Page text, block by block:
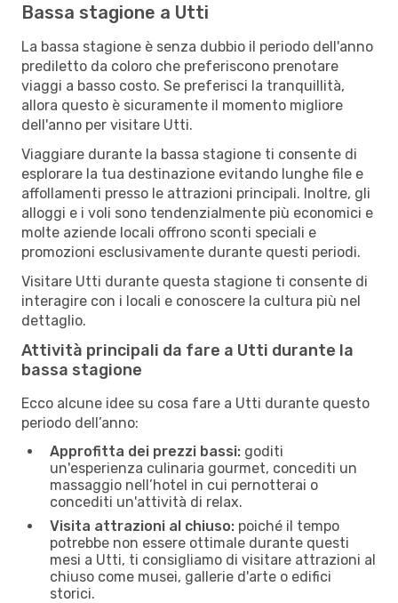
Bassa stagione a Utti
La bassa stagione è senza dubbio il periodo dell'anno
prediletto da coloro che preferiscono prenotare
viaggi a basso costo. Se preferisci la tranquillità,
allora questo è sicuramente il momento migliore
dell'anno per visitare Utti.
Viaggiare durante la bassa stagione ti consente di
esplorare la tua destinazione evitando lunghe file e
affollamenti presso le attrazioni principali. Inoltre, gli
alloggi e i voli sono tendenzialmente più economici e
molte aziende locali offrono sconti speciali e
promozioni esclusivamente durante questi periodi.
Visitare Utti durante questa stagione ti consente di
interagire con i locali e conoscere la cultura più nel
dettaglio.
Attività principali da fare a Utti durante la
bassa stagione
Ecco alcune idee su cosa fare a Utti durante questo
periodo dell’anno:
Approfitta dei prezzi bassi: goditi
un'esperienza culinaria gourmet, concediti un
massaggio nell’hotel in cui pernotterai o
concediti un'attività di relax.
Visita attrazioni al chiuso: poiché il tempo
potrebbe non essere ottimale durante questi
mesi a Utti, ti consigliamo di visitare attrazioni al
chiuso come musei, gallerie d'arte o edifici
storici.